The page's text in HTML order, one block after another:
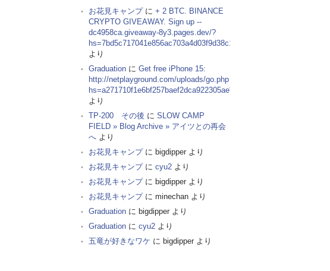
お花見キャンプに + 2 BTC. BINANCE
CRYPTO GIVEAWAY. Sign up --
dc4958ca.giveaway-8y3.pages.dev/?
hs=7bd5c717041e856ac703a4d03f9d38c1&
より
Graduationに Get free iPhone 15:
http://netplayground.com/uploads/go.php
hs=a271710f1e6bf257baef2dca922305ae*
より
TP-200 その後 に SLOW CAMP
FIELD » Blog Archive » アイツとの再会
へより
お花見キャンプに bigdipperより
お花見キャンプに cyu2より
お花見キャンプに bigdipperより
お花見キャンプに minechanより
Graduationに bigdipperより
Graduationに cyu2より
五竜が好きなワケ に bigdipperより